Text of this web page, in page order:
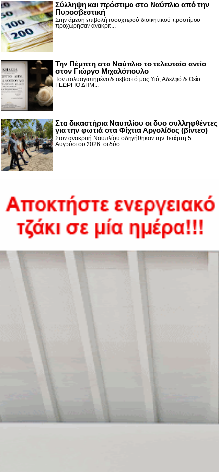
Σύλληψη και πρόστιμο στο Ναύπλιο από την
Πυροσβεστική
Στην άμεση επιβολή τσουχτερού διοικητικού προστίμου
προχώρησαν ανακριτ...
Την Πέμπτη στο Ναύπλιο το τελευταίο αντίο
στον Γιώργο Μιχαλόπουλο
Τον πολυαγαπημένο & σεβαστό μας Υιό, Αδελφό & Θείο
ΓΕΩΡΓΙΟ ΔΗΜ...
Στα δικαστήρια Ναυπλίου οι δυο συλληφθέντες
για την φωτιά στα Φίχτια Αργολίδας (βίντεο)
Στον ανακριτή Ναυπλίου οδηγήθηκαν την Τετάρτη 5
Αυγούστου 2026. οι δύο...